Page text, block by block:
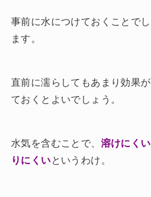
事前に水につけておくことで
ます。
直前に濡らしてもあまり効果
ておくとよいでしょう。
水気を含むことで、 溶けにく
りにくいというわけ。